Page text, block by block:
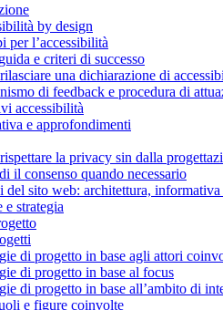
by design
per l’accessibilità
e criteri di successo
una dichiarazione di
di feedback e procedura di
accessibilità
e approfondimenti
la privacy sin dalla
il consenso quando necessario
del sito web: architettura,
strategia
di progetto in base agli attori
di progetto in base al focus
di progetto in base all’ambito di
e figure coinvolte